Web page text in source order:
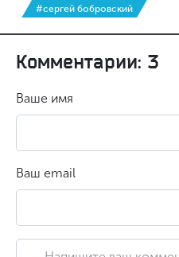
#сергей бобровский
Комментарии: 3
Ваше имя
Ваш email